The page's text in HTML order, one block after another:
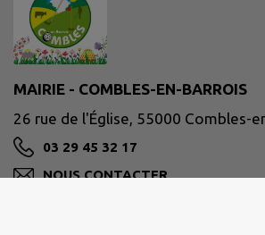
MAIRIE - COMBLES-EN-BARROIS
26 rue de l'Église, 55000 Combles-
03 29 45 32 17
NOUS CONTACTER